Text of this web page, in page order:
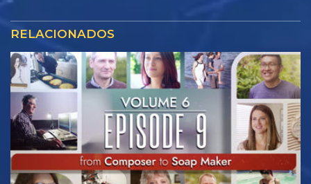
RELACIONADOS